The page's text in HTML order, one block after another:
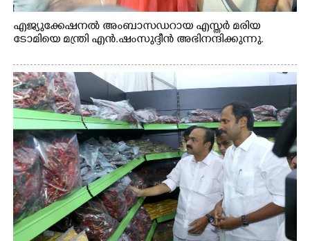
എജ്യുക്കേഷനൽ അംബാസഡറായ എസ്തർ മരിയ
ടോമിയെ മന്ത്രി എൻ.ഷംസുദ്ദീൻ അഭിനന്ദിക്കുന്നു.